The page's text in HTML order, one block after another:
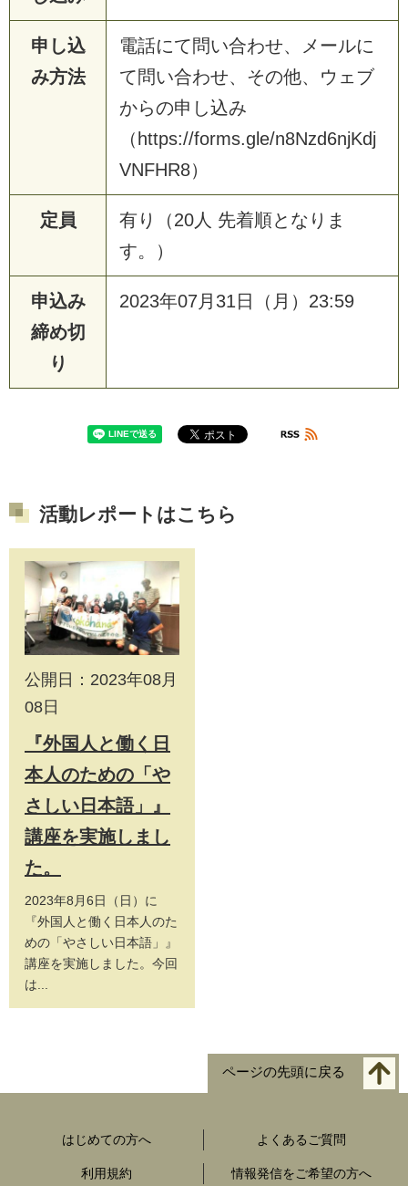
申し込
み方法
電話にて問い合わせ、メールに
て問い合わせ、その他、ウェブ
からの申し込み
（https://forms.gle/n8Nzd6njKdj
VNFHR8）
定員
有り（20人 先着順となりま
す。）
申込み
締め切
り
2023年07月31日（月）23:59
活動レポートはこちら
公開日：2023年08月
08日
『外国人と働く日
本人のための「や
さしい日本語」』
講座を実施しまし
た。
2023年8月6日（日）に
『外国人と働く日本人のた
めの「やさしい日本語」』
講座を実施しました。今回
は...
ページの先頭に戻る
はじめての方へ よくあるご質問
利用規約 情報発信をご希望の方へ